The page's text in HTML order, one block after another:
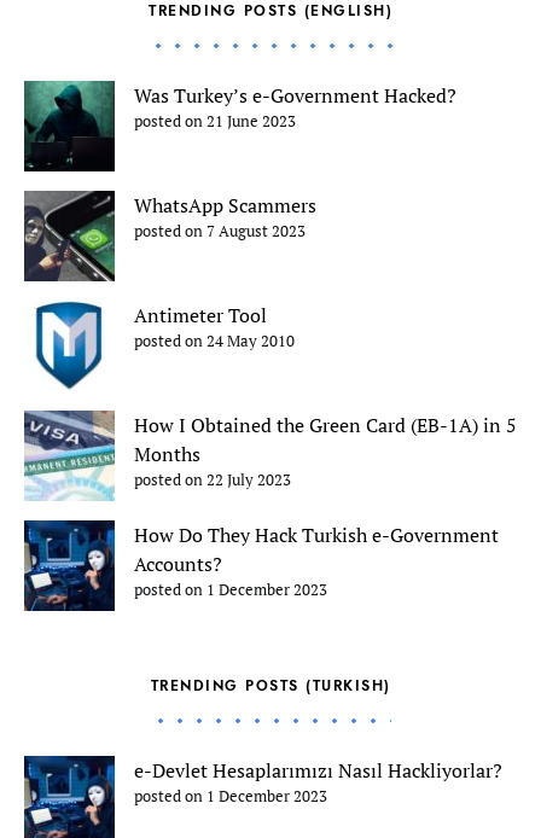
TRENDING POSTS (ENGLISH)
Was Turkey’s e-Government Hacked?
posted on 21 June 2023
WhatsApp Scammers
posted on 7 August 2023
Antimeter Tool
posted on 24 May 2010
How I Obtained the Green Card (EB-1A) in 5
Months
posted on 22 July 2023
How Do They Hack Turkish e-Government
Accounts?
posted on 1 December 2023
TRENDING POSTS (TURKISH)
e-Devlet Hesaplarımızı Nasıl Hackliyorlar?
posted on 1 December 2023